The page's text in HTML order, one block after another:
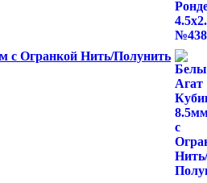
с Огранкой Нить/Полунить